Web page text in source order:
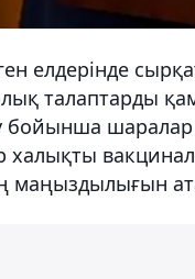
елдерінде
талаптарды
бойынша
маңыздылығын